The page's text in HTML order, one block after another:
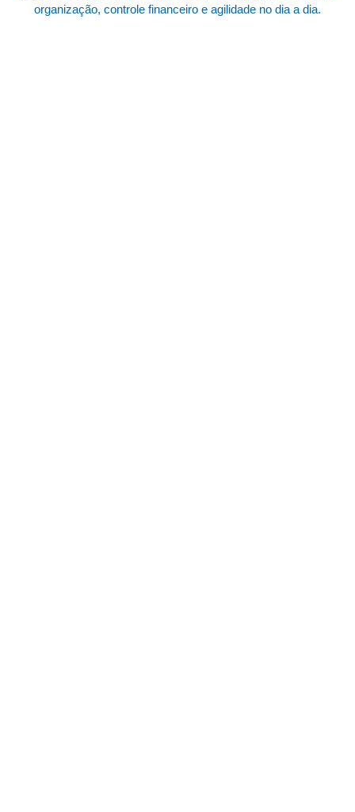
organização, controle financeiro e agilidade no dia a dia.